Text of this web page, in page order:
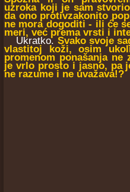
uzroka koji je sam
da ono protivzakonito
ne mora dogoditi - ili će
meri, već prema vrsti i
Ukratko. Svako svoje
vlastitoj koži, osim
promenom ponašanja
je vrlo prosto i jasno, pa
ne razume i ne uvažava!?